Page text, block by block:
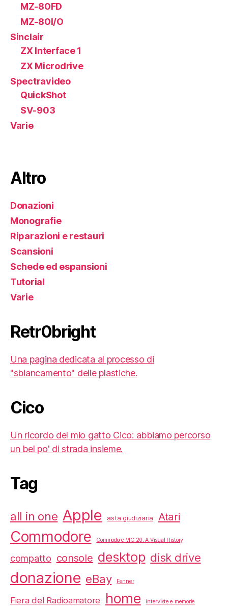
MZ-80FD
MZ-80I/O
Sinclair
ZX Interface 1
ZX Microdrive
Spectravideo
QuickShot
SV-903
Varie
Altro
Donazioni
Monografie
Riparazioni e restauri
Scansioni
Schede ed espansioni
Tutorial
Varie
Retr0bright
Una pagina dedicata al processo di
"sbiancamento" delle plastiche.
Cico
Un ricordo del mio gatto Cico: abbiamo percorso
un bel po' di strada insieme.
Tag
all in one Apple asta giudiziaria Atari
Commodore Commodore VIC 20: A Visual History
compatto console desktop disk drive
donazione eBay Fenner
Fiera del Radioamatore home interviste e memorie